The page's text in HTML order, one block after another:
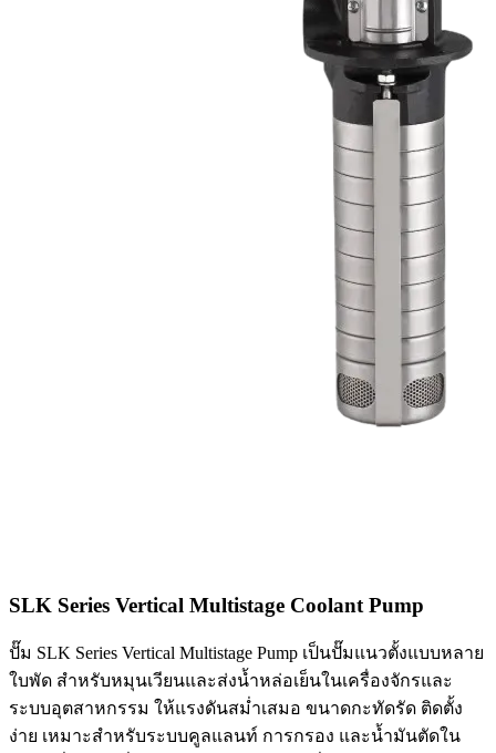
SLK Series Vertical Multistage Coolant Pump
ปั๊ม SLK Series Vertical Multistage Pump เป็นปั๊มแนวตั้งแบบหลาย
ใบพัด สำหรับหมุนเวียนและส่งน้ำหล่อเย็นในเครื่องจักรและ
ระบบอุตสาหกรรม ให้แรงดันสม่ำเสมอ ขนาดกะทัดรัด ติดตั้ง
ง่าย เหมาะสำหรับระบบคูลแลนท์ การกรอง และน้ำมันตัดใน